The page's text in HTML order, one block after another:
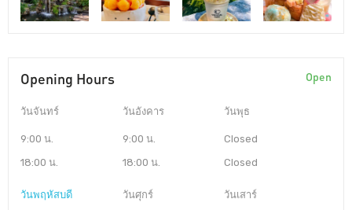
Opening Hours Open
วันจันทร์
9:00 น.
18:00 น.
วันอังคาร
9:00 น.
18:00 น.
วันพุธ
Closed
Closed
วันพฤหัสบดี วันศุกร์ วันเสาร์